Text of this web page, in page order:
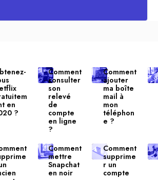
en
?
Comment
consulter
son
relevé
de
compte
en ligne
?
Comment
ajouter
ma boîte
mail à
mon
téléphon
e ?
Comment
mettre
Snapchat
en noir
Comment
supprime
r un
compte